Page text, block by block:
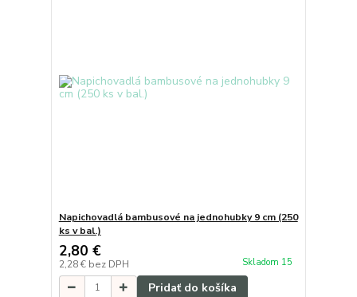
Napichovadlá bambusové na jednohubky 9 cm (250
ks v bal.)
2,80 €
2,28 € bez DPH Skladom 15
Pridať do košíka